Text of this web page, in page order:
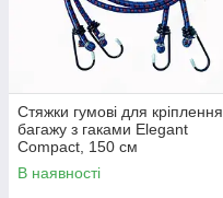
Стяжки гумові для кріплення
багажу з гаками Elegant
Compact, 150 см
В наявності